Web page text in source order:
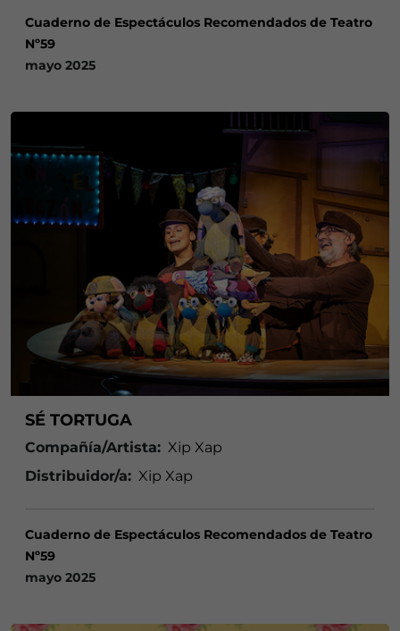
Cuaderno de Espectáculos Recomendados de Teatro
Nº59
mayo 2025
SÉ TORTUGA
Compañía/Artista: Xip Xap
Distribuidor/a: Xip Xap
Cuaderno de Espectáculos Recomendados de Teatro
Nº59
mayo 2025